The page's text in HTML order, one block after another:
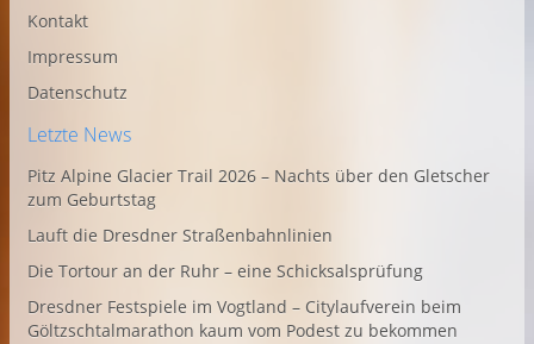
Kontakt
Impressum
Datenschutz
Letzte News
Pitz Alpine Glacier Trail 2026 – Nachts über den Gletscher
zum Geburtstag
Lauft die Dresdner Straßenbahnlinien
Die Tortour an der Ruhr – eine Schicksalsprüfung
Dresdner Festspiele im Vogtland – Citylaufverein beim
Göltzschtalmarathon kaum vom Podest zu bekommen